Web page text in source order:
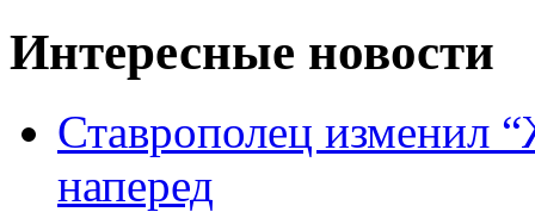
Интересные новости
Ставрополец изменил
наперед